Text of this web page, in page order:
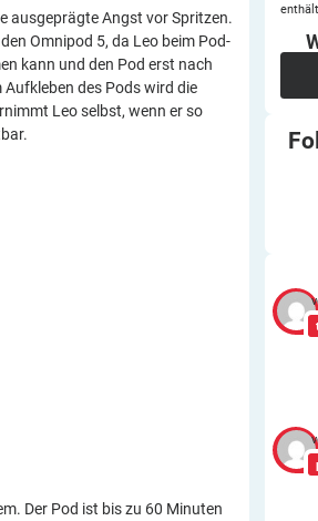
ausgeprägte Angst vor Spritzen.
Omnipod 5, da Leo beim Pod-
kann und den Pod erst nach
des Pods wird die
Leo selbst, wenn er so
Der Pod ist bis zu 60 Minuten
enthält.